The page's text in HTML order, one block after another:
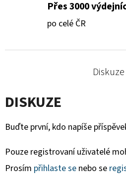
Přes 3000
po celé ČR
Diskuze
DISKUZE
Buďte první, kdo napíše
Pouze registrovaní uživatelé
Prosím přihlaste se nebo se